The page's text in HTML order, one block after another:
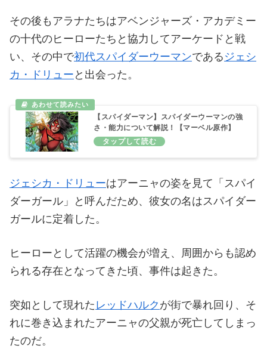
その後もアラナたちはアベンジャーズ・アカデミー
の十代のヒーローたちと協力してアーケードと戦
い、その中で初代スパイダーウーマンである ジェシ
カ・ドリュー と出会った。
【スパイダーマン】スパイダーウーマンの強
さ・能力について解説！【マーベル原作】
ジェシカ・ドリューはアーニャの姿を見て「スパイ
ダーガール」と呼んだため、彼女の名はスパイダー
ガールに定着した。
ヒーローとして活躍の機会が増え、周囲からも認め
られる存在となってきた頃、事件は起きた。
突如として現れた レッドハルク が街で暴れ回り、そ
れに巻き込まれたアーニャの父親が死亡してしまっ
たのだ。